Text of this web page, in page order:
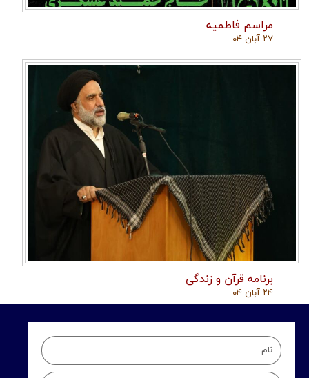
مراسم فاطمیه
۲۷ آبان ۰۴
برنامه قرآن و زندگی
۲۴ آبان ۰۴